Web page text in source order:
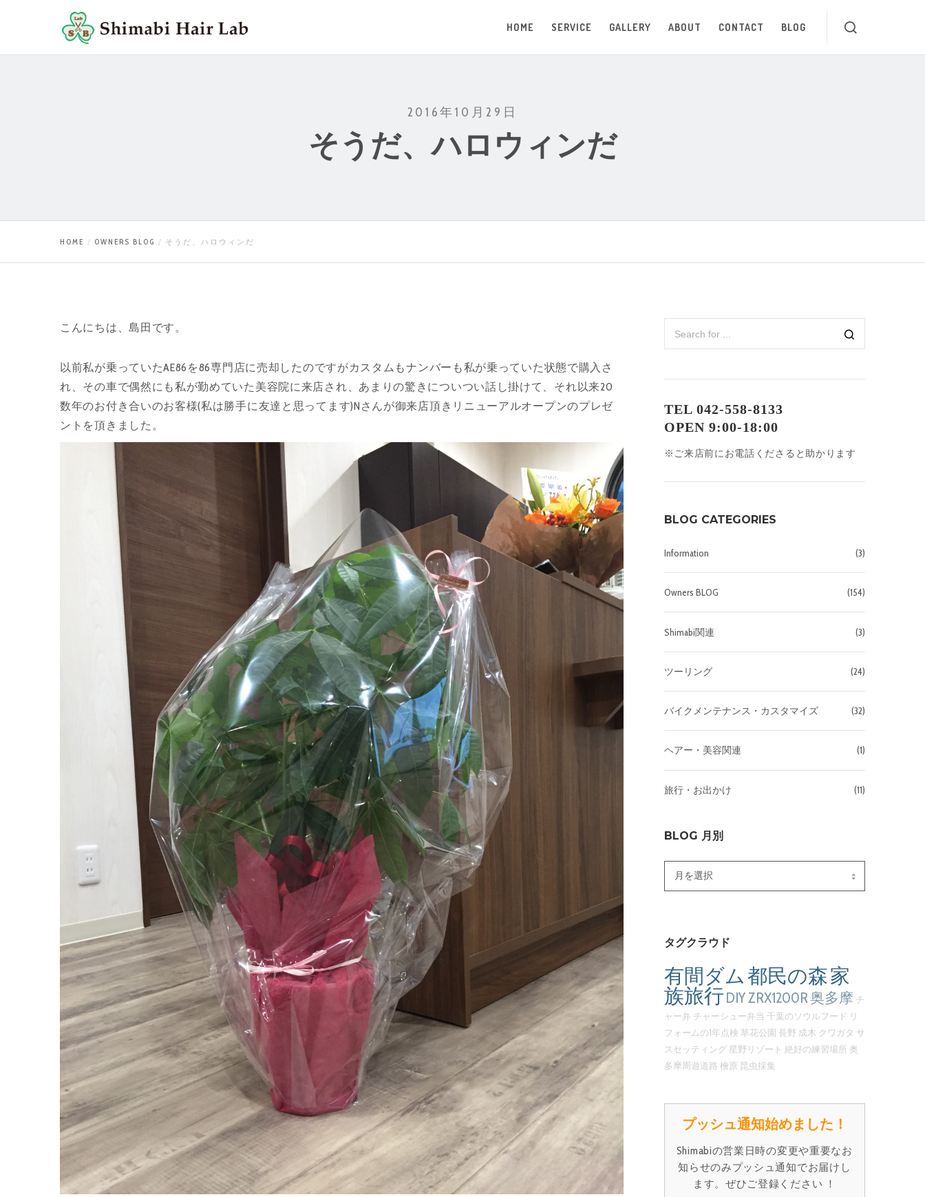
HOME SERVICE GALLERY ABOUT CONTACT BLOG
2016年10月29日
そうだ、ハロウィンだ
HOME OWNERS BLOG そうだ、ハロウィンだ
こんにちは、島田です。
以前私が乗っていたAE86を86専門店に売却したのですがカスタムもナンバーも私が乗っていた状態で購入さ
れ、その車で偶然にも私が勤めていた美容院に来店され、あまりの驚きについつい話し掛けて、それ以来20
数年のお付き合いのお客様(私は勝手に友達と思ってます)Nさんが御来店頂きリニューアルオープンのプレゼ
ントを頂きました。
TEL 042-558-8133
OPEN 9:00-18:00
※ご来店前にお電話くださると助かります
BLOG CATEGORIES
Information (3)
Owners BLOG (154)
Shimabi関連 (3)
ツーリング (24)
バイクメンテナンス・カスタマイズ (32)
ヘアー・美容関連 (1)
旅行・お出かけ (11)
BLOG 月別
Blog
タグクラウド
有間ダム 都民の森家
族旅行DIYZRX1200R奥多摩 チ
ャー弁 チャーシュー弁当 千葉のソウルフード リ
フォームの1年点検 草花公園 長野 成木 クワガタ サ
スセッティング 星野リゾート 絶好の練習場所 奥
多摩周遊道路 檜原 昆虫採集
プッシュ通知始めました！
Shimabiの営業日時の変更や重要なお
知らせのみプッシュ通知でお届けし
ます。ぜひご登録ください ！